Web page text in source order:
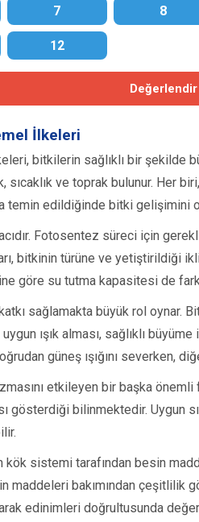
7 8
12
Değerlendir
İlkeleri
bitkilerin sağlıklı bir şekilde
sıcaklık ve toprak bulunur.
temin edildiğinde bitki gelişimini
Fotosentez süreci için
bitkinin türüne ve yetiştirildiği
göre su tutma kapasitesi de
sağlamakta büyük rol oynar.
ışık alması, sağlıklı
güneş ışığını severken,
etkileyen bir başka
gösterdiği bilinmektedir. Uygun
sistemi tarafından besin
maddeleri bakımından çeşitlilik
edinimleri doğrultusunda